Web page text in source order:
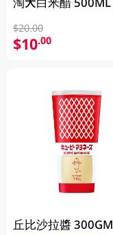
$20.00
$10.00
丘比沙拉醬 300GM